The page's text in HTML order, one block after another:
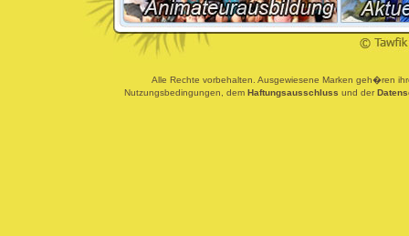
Alle Rechte vorbehalten. Ausgewiesene Marken geh�ren
Nutzungsbedingungen, dem Haftungsausschluss und der